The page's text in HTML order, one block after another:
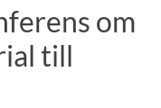
om
till